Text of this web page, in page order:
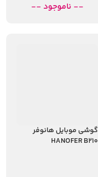
-- ناموجود --
گوشی موبایل هانوفر
HANOFER B210